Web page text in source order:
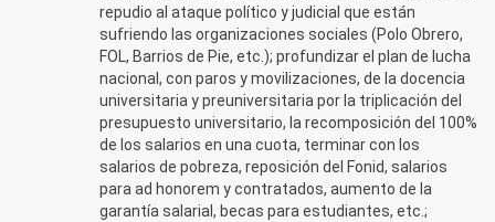
repudio al ataque político y judicial que están
sufriendo las organizaciones sociales (Polo Obrero,
FOL, Barrios de Pie, etc.); profundizar el plan de lucha
nacional, con paros y movilizaciones, de la docencia
universitaria y preuniversitaria por la triplicación del
presupuesto universitario, la recomposición del 100%
de los salarios en una cuota, terminar con los
salarios de pobreza, reposición del Fonid, salarios
para ad honorem y contratados, aumento de la
garantía salarial, becas para estudiantes, etc.;